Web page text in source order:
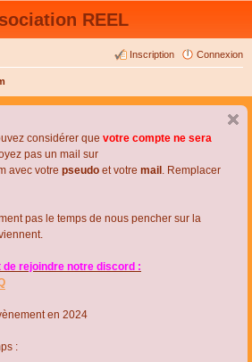
REEL
Connexion
Inscription
considérer que votre compte ne sera
pas un mail sur
avec votre pseudo et votre mail . Remplacer
pas le temps de nous pencher sur la
rejoindre notre discord :
en 2024
: